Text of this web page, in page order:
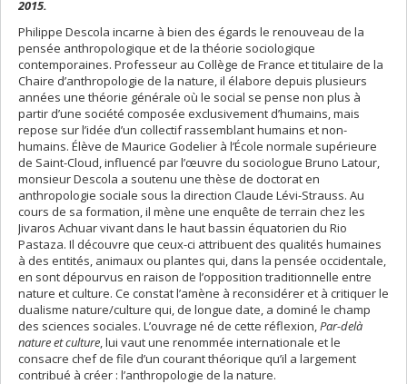
2015.
Philippe Descola incarne à bien des égards le renouveau de la
pensée anthropologique et de la théorie sociologique
contemporaines. Professeur au Collège de France et titulaire de la
Chaire d’anthropologie de la nature, il élabore depuis plusieurs
années une théorie générale où le social se pense non plus à
partir d’une société composée exclusivement d’humains, mais
repose sur l’idée d’un collectif rassemblant humains et non-
humains. Élève de Maurice Godelier à l’École normale supérieure
de Saint-Cloud, influencé par l’œuvre du sociologue Bruno Latour,
monsieur Descola a soutenu une thèse de doctorat en
anthropologie sociale sous la direction Claude Lévi-Strauss. Au
cours de sa formation, il mène une enquête de terrain chez les
Jivaros Achuar vivant dans le haut bassin équatorien du Rio
Pastaza. Il découvre que ceux-ci attribuent des qualités humaines
à des entités, animaux ou plantes qui, dans la pensée occidentale,
en sont dépourvus en raison de l’opposition traditionnelle entre
nature et culture. Ce constat l’amène à reconsidérer et à critiquer le
dualisme nature/culture qui, de longue date, a dominé le champ
des sciences sociales. L’ouvrage né de cette réflexion,Par-delà
nature et culture, lui vaut une renommée internationale et le
consacre chef de file d’un courant théorique qu’il a largement
contribué à créer : l’anthropologie de la nature.